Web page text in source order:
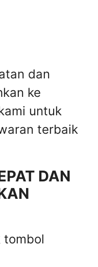
dan
ke
untuk
terbaik
DAN
tombol